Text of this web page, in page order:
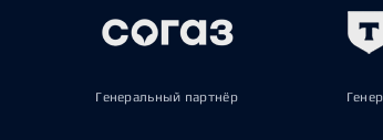
Генеральный партнёр